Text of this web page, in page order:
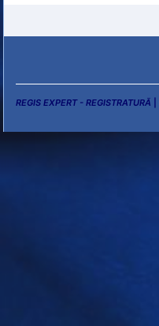
REGIS EXPERT - REGISTRATURĂ